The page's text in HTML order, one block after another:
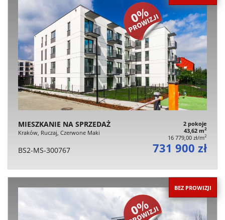
MIESZKANIE NA SPRZEDAŻ
Kraków, Ruczaj, Czerwone Maki
2 pokoje
43,62 m2
16 779,00 zł/m2
BS2-MS-300767 731 900 zł
BEZ PROWIZJI